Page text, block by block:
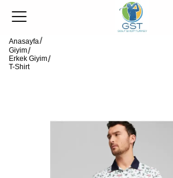
Anasayfa
Giyim
Erkek Giyim
T-Shirt